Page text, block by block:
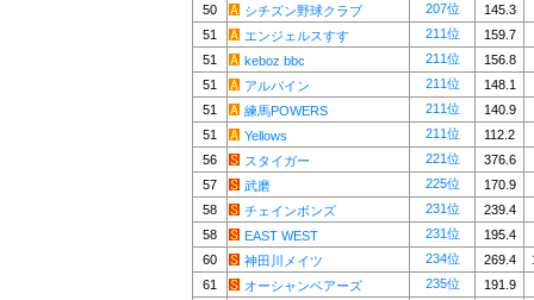
50
シチズン野球クラブ 207位
145.3
51
エンジェルスすす 211位
159.7
51
keboz bbc 211位
156.8
51
アルパイン 211位
148.1
51
練馬POWERS 211位
140.9
51
Yellows 211位
112.2
56
スタイガー 221位
376.6
57
武磨 225位
170.9
58
チェインボンズ 231位
239.4
58
EAST WEST 231位
195.4
60
神田川メイツ 234位 269.4
61
オーシャンベアーズ 235位
191.9